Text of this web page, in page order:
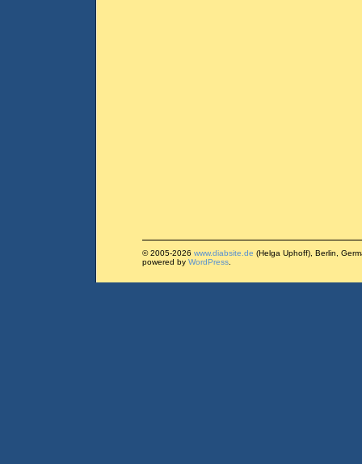
© 2005-2026 www.diabsite.de (Helga Uphoff), Berlin,
powered by WordPress.